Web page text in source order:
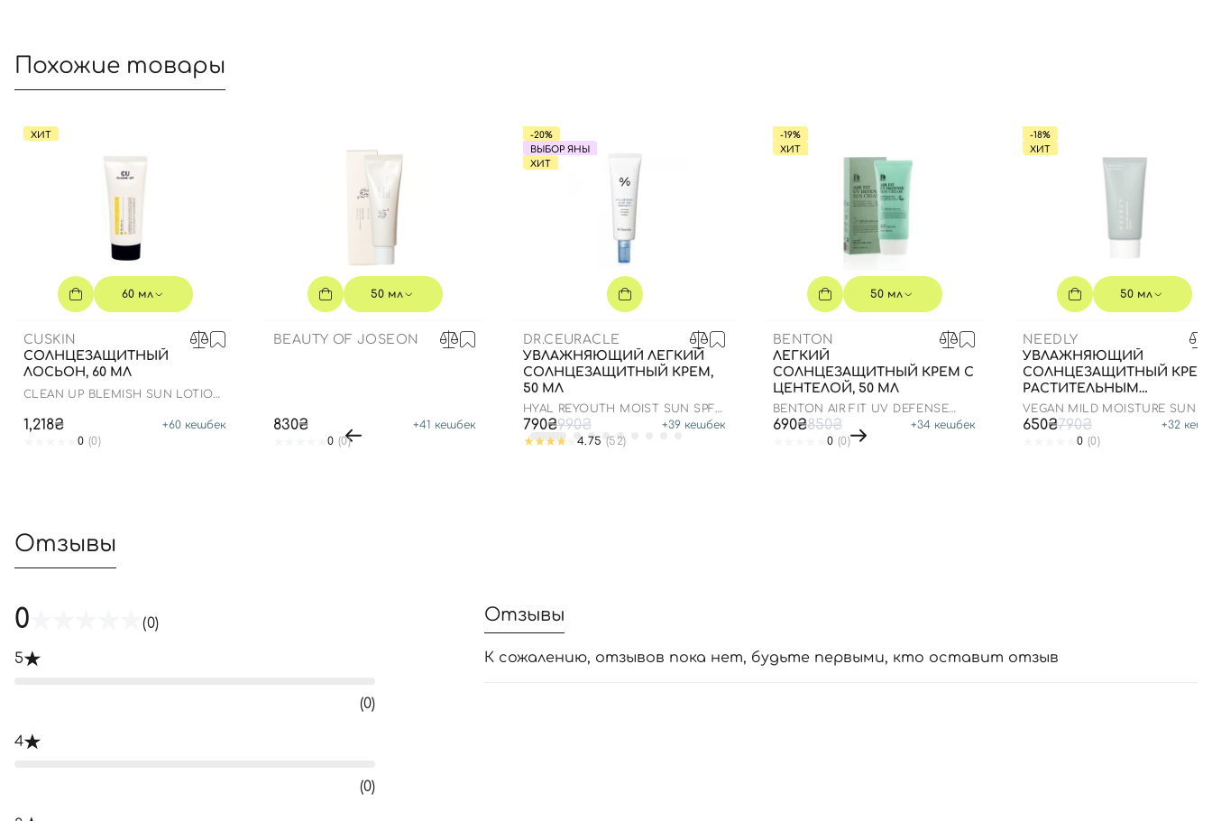
Похожие товары
ХИТ
60 мл
CUSKIN
СОЛНЦЕЗАЩИТНЫЙ
ЛОСЬОН, 60 МЛ
CLEAN UP BLEMISH SUN LOTION
1,218₴ +60 кешбек
0 (0)
50 мл
BEAUTY OF JOSEON
830₴ +41 кешбек
0 (0)
-20%
ВЫБОР ЯНЫ
ХИТ
DR.CEURACLE
УВЛАЖНЯЮЩИЙ ЛЕГКИЙ
СОЛНЦЕЗАЩИТНЫЙ КРЕМ,
50 МЛ
HYAL REYOUTH MOIST SUN SPF
50/PA++++
790₴990₴ +39 кешбек
4.75 (52)
-19%
ХИТ
50 мл
BENTON
ЛЕГКИЙ
СОЛНЦЕЗАЩИТНЫЙ КРЕМ С
ЦЕНТЕЛОЙ, 50 МЛ
BENTON AIR FIT UV DEFENSE
SUN CREAM SPF50
690₴850₴ +34 кешбек
0 (0)
-18%
ХИТ
50 мл
NEEDLY
УВЛАЖНЯЮЩИЙ
СОЛНЦЕЗАЩИТНЫЙ КРЕМ
РАСТИТЕЛЬНЫМ
СКВАЛАНОМ, 50 МЛ
VEGAN MILD MOISTURE SUN
50+ PA++++
650₴790₴ +32
0 (0)
Отзывы
0 (0)
5
(0)
4
(0)
Отзывы
К сожалению, отзывов пока нет, будьте первыми, кто оставит отзыв